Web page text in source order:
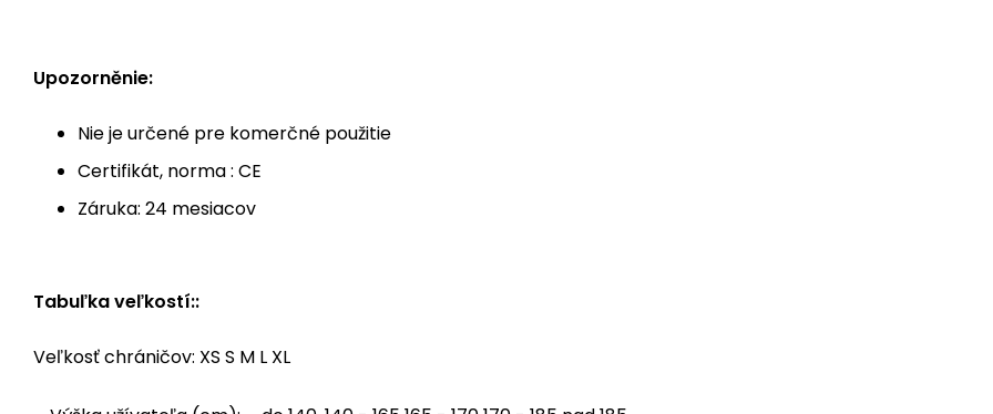
Upozorněnie:
Nie je určené pre komerčné použitie
Certifikát, norma : CE
Záruka: 24 mesiacov
Tabuľka veľkostí::
Veľkosť chráničov: XS S M L XL